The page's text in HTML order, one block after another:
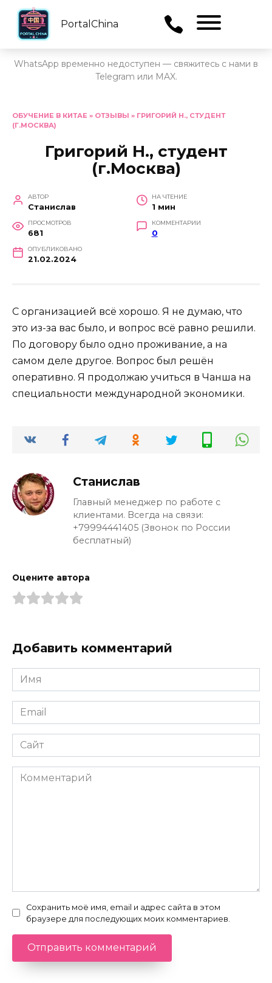
PortalChina
WhatsApp временно недоступен — свяжитесь с нами в
Telegram или MAX.
содержанию
ОБУЧЕНИЕ В КИТАЕ » ОТЗЫВЫ » ГРИГОРИЙ Н., СТУДЕНТ
(Г.МОСКВА)
Григорий Н., студент
(г.Москва)
АВТОР
Станислав
НА ЧТЕНИЕ
1 мин
ПРОСМОТРОВ
681
КОММЕНТАРИИ
0
ОПУБЛИКОВАНО
21.02.2024
С организацией всё хорошо. Я не думаю, что
это из-за вас было, и вопрос всё равно решили.
По договору было одно проживание, а на
самом деле другое. Вопрос был решён
оперативно. Я продолжаю учиться в Чанша на
специальности международной экономики.
Станислав
Главный менеджер по работе с
клиентами. Всегда на связи:
+79994441405 (Звонок по России
бесплатный)
Оцените автора
Добавить комментарий
Имя
*
Email
*
Сайт
Комментарий
Сохранить моё имя, email и адрес сайта в этом
браузере для последующих моих комментариев.